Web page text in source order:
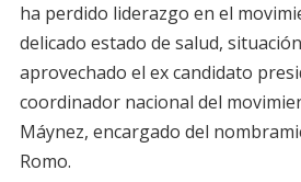
ha perdido liderazgo en el
delicado estado de salud,
aprovechado el ex candidato
coordinador nacional del
Máynez, encargado del
Romo.